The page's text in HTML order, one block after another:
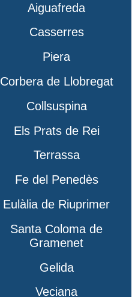
Aiguafreda
Casserres
Piera
Corbera de Llobregat
Collsuspina
Els Prats de Rei
Terrassa
Fe del Penedès
Eulàlia de Riuprimer
Santa Coloma de
Gramenet
Gelida
Veciana